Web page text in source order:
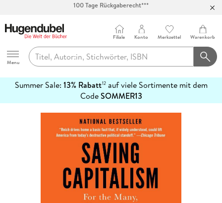
Abholung in über 100 Filialen
Hugendubel
Menu
Filiale Konto Merkzettel Warenkorb
Summer Sale: 13% Rabatt12auf viele Sortimente mit dem
CodeSOMMER13
erfahren